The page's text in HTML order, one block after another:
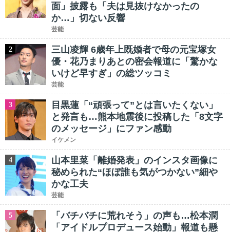
面」披露も「夫は見抜けなかったの
か…」切ない反響
芸能
2
三山凌輝 6歳年上既婚者で母の元宝塚女
優・花乃まりあとの密会報道に「驚かな
いけど早すぎ」の総ツッコミ
芸能
3
目黒蓮「“頑張って”とは言いたくない」
と発言も…熊本地震後に投稿した「8文字
のメッセージ」にファン感動
イケメン
4
山本里菜「離婚発表」のインスタ画像に
秘められた“ほぼ誰も気がつかない”細や
かな工夫
芸能
5
「バチバチに荒れそう」の声も…松本潤
「アイドルプロデュース始動」報道も懸